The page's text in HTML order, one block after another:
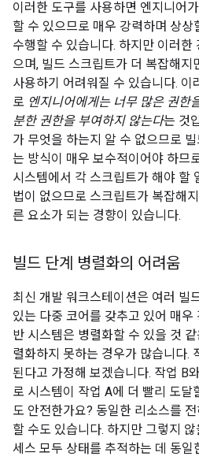
이러한 도구를 사용하면 엔지니어
할 수 있으므로 매우 강력하며 상
수행할 수 있습니다. 하지만 이러한
으며, 빌드 스크립트가 더 복잡해지
사용하기 어려워질 수 있습니다. 이
로 엔지니어에게는 너무 많은 권한
분한 권한을 부여하지 않는다는 것
가 무엇을 하는지 알 수 없으므로
는 방식이 매우 보수적이어야 하므
시스템에서 각 스크립트가 해야 할
법이 없으므로 스크립트가 복잡해
른 요소가 되는 경향이 있습니다.
빌드 단계 병렬화의 어려움
최신 개발 워크스테이션은 여러 빌
있는 다중 코어를 갖추고 있어 매우
반 시스템은 병렬화할 수 있을 것
렬화하지 못하는 경우가 많습니다.
된다고 가정해 보겠습니다. 작업 B
로 시스템이 작업 A에 더 빨리 도달
도 안전한가요? 동일한 리소스를
할 수도 있습니다. 하지만 그렇지
세스 모두 상태를 추적하는 데 동일